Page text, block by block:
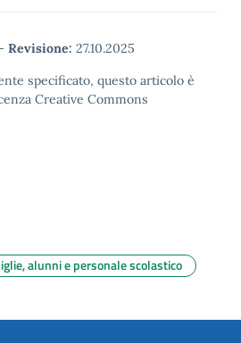
testo
- Revisione: 27.10.2025
specificato, questo articolo è
Creative Commons
alunni e personale scolastico